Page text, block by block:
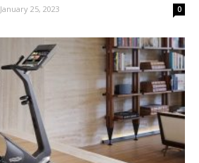
January 25, 2023 0